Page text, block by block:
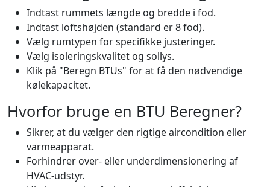
Indtast rummets længde og bredde i fod.
Indtast loftshøjden (standard er 8 fod).
Vælg rumtypen for specifikke justeringer.
Vælg isoleringskvalitet og sollys.
Klik på "Beregn BTUs" for at få den nødvendige
kølekapacitet.
Hvorfor bruge en BTU Beregner?
Sikrer, at du vælger den rigtige aircondition eller
varmeapparat.
Forhindrer over- eller underdimensionering af
HVAC-udstyr.